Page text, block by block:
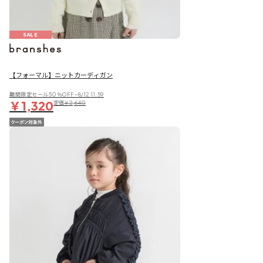
SALE
【フォーマル】ニットカーディガン
期間限定セール50％OFF~8/12 11:59
￥1,320定価￥2,640